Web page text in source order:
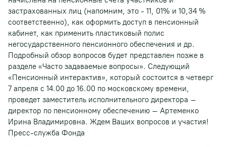
застрахованных лиц (напомним, это - 11, 01% и 10,34 %
соответственно), как оформить доступ в пенсионный
кабинет, как применить пластиковый полис
негосударственного пенсионного обеспечения и др.
Подробный обзор вопросов будет представлен позже в
разделе «Часто задаваемые вопросы». Следующий
«Пенсионный интерактив», который состоится в четверг
7 апреля с 14.00 до 16.00 по московскому времени,
проведет заместитель исполнительного директора –
директор по пенсионному обеспечению – Артеменко
Ирина Владимировна. Ждем Ваших вопросов и участия!
Пресс-служба Фонда